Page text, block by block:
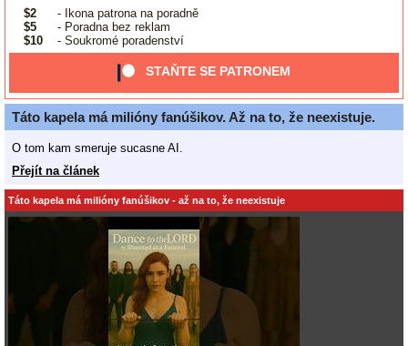
$2
- Ikona patrona na poradně
$5
- Poradna bez reklam
$10
- Soukromé poradenství
STAŇTE SE PATRONEM
Táto kapela má milióny fanúšikov. Až na to, že neexistuje.
O tom kam smeruje sucasne AI.
Přejít na článek
Táto kapela má milióny fanúšikov - až na to, že neexistuje